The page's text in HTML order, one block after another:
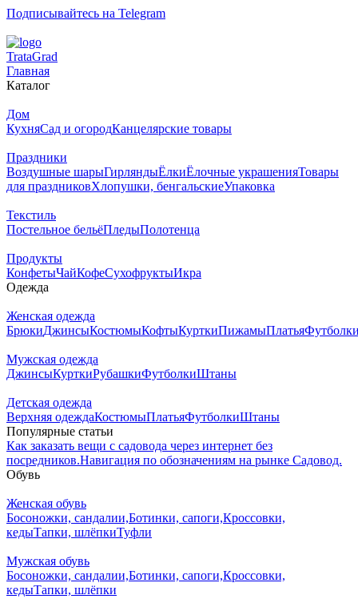
Подписывайтесь на Telegram
TrataGrad
Главная
Каталог
Дом
КухняСад и огородКанцелярские товары
Праздники
Воздушные шарыГирляндыЁлкиЁлочные украшенияТовары
для праздниковХлопушки, бенгальскиеУпаковка
Текстиль
Постельное бельёПледыПолотенца
Продукты
КонфетыЧайКофеСухофруктыИкра
Одежда
Женская одежда
БрюкиДжинсыКостюмыКофтыКурткиПижамыПлатья
Мужская одежда
ДжинсыКурткиРубашкиФутболкиШтаны
Детская одежда
Верхняя одеждаКостюмыПлатьяФутболкиШтаны
Популярные статьи
Как заказать вещи с садовода через интернет без
посредников.Навигация по обозначениям на рынке Садовод.
Обувь
Женская обувь
Босоножки, сандалии,Ботинки, сапоги,Кроссовки,
кедыТапки, шлёпкиТуфли
Мужская обувь
Босоножки, сандалии,Ботинки, сапоги,Кроссовки,
кедыТапки, шлёпки